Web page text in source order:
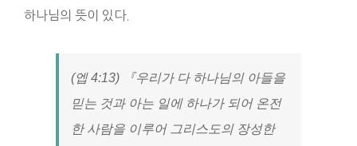
하나님의 뜻이 있다.
(엡 4:13) 『우리가 다 하나님의 아들을
믿는 것과 아는 일에 하나가 되어 온전
한 사람을 이루어 그리스도의 장성한